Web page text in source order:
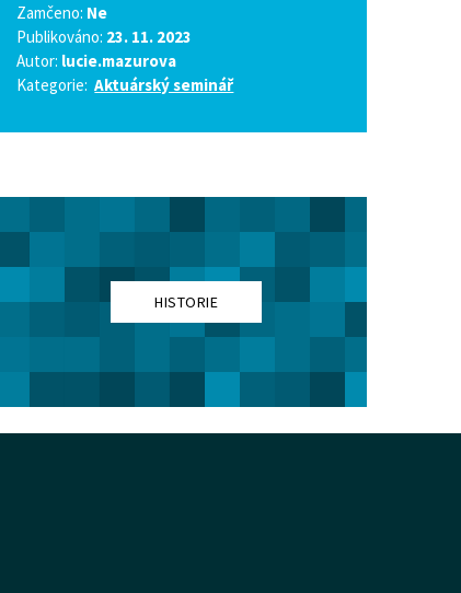
Zamčeno: Ne
Publikováno: 23. 11. 2023
Autor: lucie.mazurova
Kategorie:Aktuárský seminář
HISTORIE